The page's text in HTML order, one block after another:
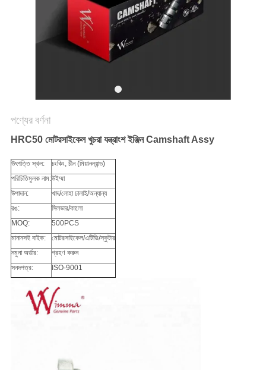
পণ্যের বর্ণনা
HRC50 মোটরসাইকেল খুচরা যন্ত্রাংশ ইঞ্জিন Camshaft Assy
উৎপত্তি স্থল:
চংকিং, চীন (মিয়ানল্যান্ড)
পরিচিতিমুলক নাম:উইম্মা
উপাদান:
খাদ/লোহা ঢালাই/অন্যান্য
রঙ:
সিলভার/কালো
MOQ:
500PCS
মানানসই বাইক:
মোটরসাইকেল/এটিভি/স্কুটার
নমুনা অর্ডার:
গ্রহণ করুন
সনদপত্র:
ISO-9001